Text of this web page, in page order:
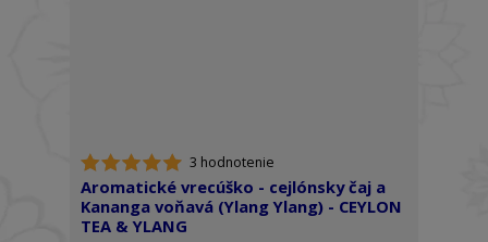
3 hodnotenie
Aromatické vrecúško - cejlónsky čaj a
Kananga voňavá (Ylang Ylang) - CEYLON
TEA & YLANG